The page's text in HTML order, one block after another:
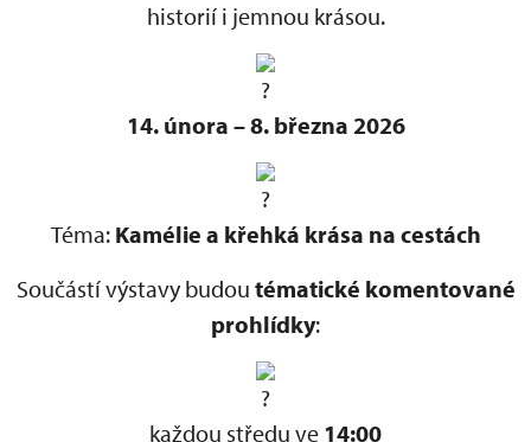
historií i jemnou krásou.
14. února – 8. března 2026
Téma: Kamélie a křehká krása na cestách
Součástí výstavy budou tématické komentované
prohlídky:
každou středu ve 14:00